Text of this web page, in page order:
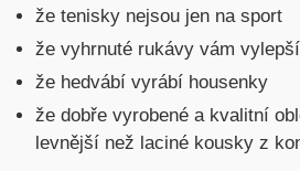
že tenisky nejsou jen na sport
že vyhrnuté rukávy vám
že hedvábí vyrábí housenky
že dobře vyrobené a kvalitní
levnější než laciné kousky z